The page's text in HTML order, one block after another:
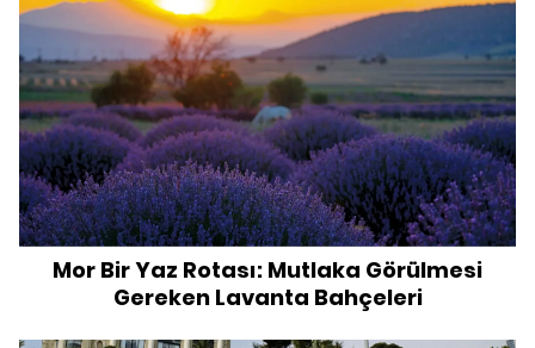
Mor Bir Yaz Rotası: Mutlaka Görülmesi
Gereken Lavanta Bahçeleri